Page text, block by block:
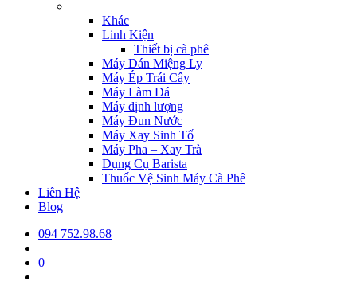
Khác
Linh Kiện
Thiết bị cà phê
Máy Dán Miệng Ly
Máy Ép Trái Cây
Máy Làm Đá
Máy định lượng
Máy Đun Nước
Máy Xay Sinh Tố
Máy Pha – Xay Trà
Dụng Cụ Barista
Thuốc Vệ Sinh Máy Cà Phê
Liên Hệ
Blog
094 752.98.68
0